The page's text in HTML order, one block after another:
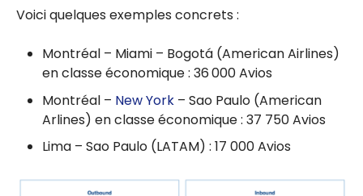
Voici quelques exemples concrets :
Montréal – Miami – Bogotá (American Airlines)
en classe économique : 36 000 Avios
Montréal – New York – Sao Paulo (American
Arlines) en classe économique : 37 750 Avios
Lima – Sao Paulo (LATAM) : 17 000 Avios